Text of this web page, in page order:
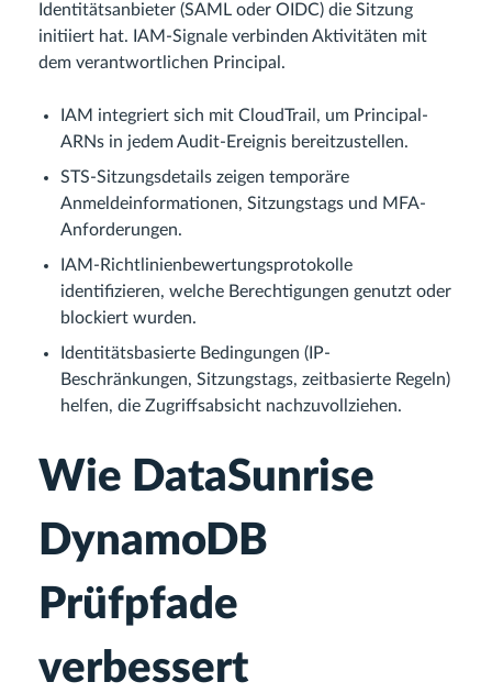
Identitätsanbieter (SAML oder OIDC) die Sitzung
initiiert hat. IAM-Signale verbinden Aktivitäten mit
dem verantwortlichen Principal.
IAM integriert sich mit CloudTrail, um Principal-
ARNs in jedem Audit-Ereignis bereitzustellen.
STS-Sitzungsdetails zeigen temporäre
Anmeldeinformationen, Sitzungstags und MFA-
Anforderungen.
IAM-Richtlinienbewertungsprotokolle
identifizieren, welche Berechtigungen genutzt oder
blockiert wurden.
Identitätsbasierte Bedingungen (IP-
Beschränkungen, Sitzungstags, zeitbasierte Regeln)
helfen, die Zugriffsabsicht nachzuvollziehen.
Wie DataSunrise
DynamoDB
Prüfpfade
verbessert